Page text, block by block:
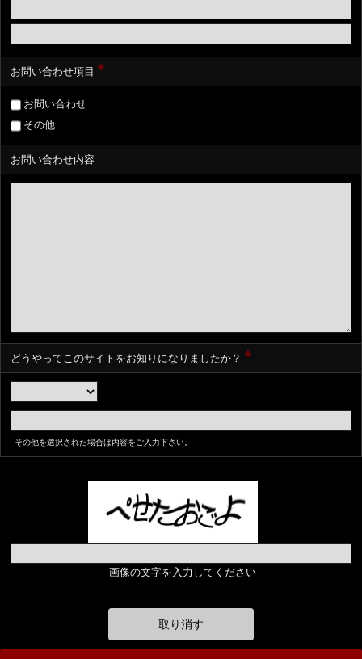
お問い合わせ項目 *
お問い合わせ
その他
お問い合わせ内容
どうやってこのサイトをお知りになりましたか？ *
その他を選択された場合は内容をご入力下さい。
画像の文字を入力してください